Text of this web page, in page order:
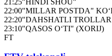
21:25"HINDI SHOU"
22:00"MILLAR POSTDA"
22:20"DAHSHATLI
23:10"QASOS O‘TI" (XORIJ)
FT